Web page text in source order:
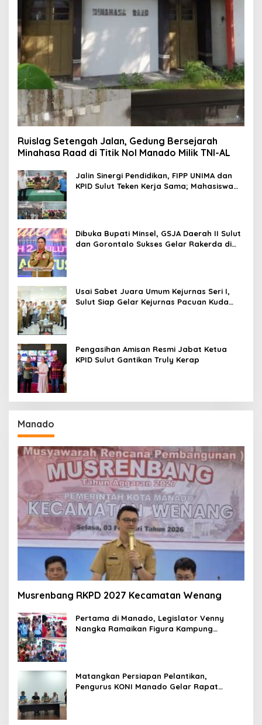
Ruislag Setengah Jalan, Gedung Bersejarah
Minahasa Raad di Titik Nol Manado Milik TNI-AL
Jalin Sinergi Pendidikan, FIPP UNIMA dan
KPID Sulut Teken Kerja Sama; Mahasiswa
Dibuka Bupati Minsel, GSJA Daerah II Sulut
dan Gorontalo Sukses Gelar Rakerda di
Usai Sabet Juara Umum Kejurnas Seri I,
Sulut Siap Gelar Kejurnas Pacuan Kuda
Pengasihan Amisan Resmi Jabat Ketua
KPID Sulut Gantikan Truly Kerap
Manado
Musrenbang RKPD 2027 Kecamatan Wenang
Pertama di Manado, Legislator Venny
Nangka Ramaikan Figura Kampung
Matangkan Persiapan Pelantikan,
Pengurus KONI Manado Gelar Rapat